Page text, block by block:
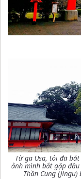
Từ ga Usa, tôi đã
ảnh mình bắt gặp
Thần Cung